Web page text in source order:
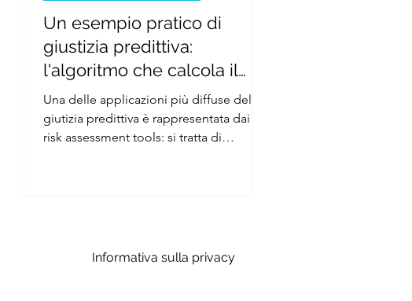
Un esempio pratico di
giustizia predittiva:
l'algoritmo che calcola il
rischio di recidiva
dell'imputato
Una delle applicazioni più diffuse della
giutizia predittiva è rappresentata dai
risk assessment tools: si tratta di
Informativa sulla privacy